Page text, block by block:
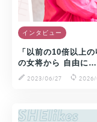
インタビュー
「以前の10倍以上
の女将から 自由に…
2023/06/27